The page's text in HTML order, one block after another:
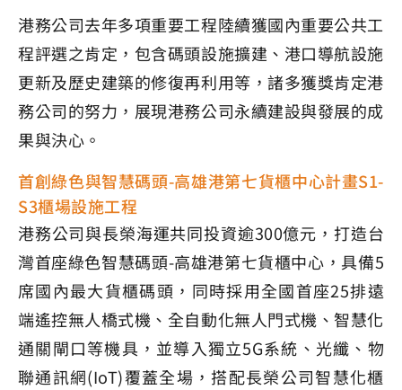
港務公司去年多項重要工程陸續獲國內重要公共工
程評選之肯定，包含碼頭設施擴建、港口導航設施
更新及歷史建築的修復再利用等，諸多獲獎肯定港
務公司的努力，展現港務公司永續建設與發展的成
果與決心。
首創綠色與智慧碼頭-高雄港第七貨櫃中心計畫S1-
S3櫃場設施工程
港務公司與長榮海運共同投資逾300億元，打造台
灣首座綠色智慧碼頭-高雄港第七貨櫃中心，具備5
席國內最大貨櫃碼頭，同時採用全國首座25排遠
端遙控無人橋式機、全自動化無人門式機、智慧化
通關閘口等機具，並導入獨立5G系統、光纖、物
聯通訊網(IoT)覆蓋全場，搭配長榮公司智慧化櫃